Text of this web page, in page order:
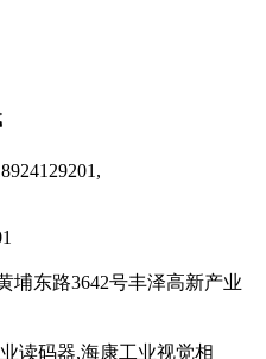
18924129201,
埔东路3642号丰泽高新产业
业读码器,海康工业视觉相